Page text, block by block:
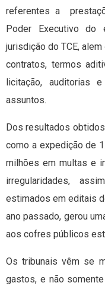
referentes a
Poder Executivo
jurisdição do TCE,
contratos, termos
licitação, auditorias
assuntos.
Dos resultados
como a expedição de
milhões em multas e
irregularidades,
estimados em editais
ano passado, gerou
aos cofres públicos
Os tribunais vêm se
gastos, e não